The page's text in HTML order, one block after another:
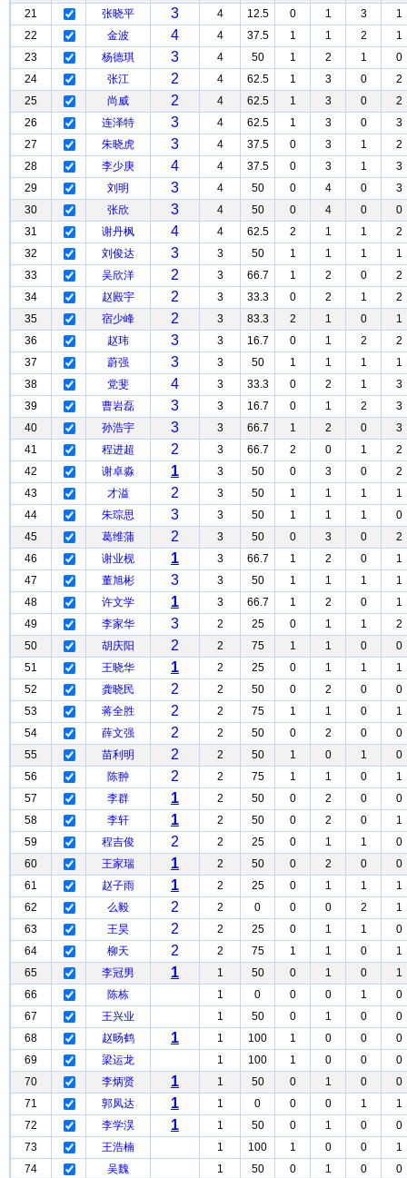
21
张晓平 3 4 12.5 0 1 3
1
22
金波 4 4 37.5 1 1 2
1
23
杨德琪 3 4 50 1 2 1
0
24
张江 2 4 62.5 1 3 0
2
25
尚威 2 4 62.5 1 3 0
2
26
连泽特 3 4 62.5 1 3 0
3
27
朱晓虎 3 4 37.5 0 3 1
2
28
李少庚 4 4 37.5 0 3 1
3
29
刘明 3 4 50 0 4 0
3
30
张欣 3 4 50 0 4 0
0
31
谢丹枫 4 4 62.5 2 1 1
2
32
刘俊达 3 3 50 1 1 1
1
33
吴欣洋 2 3 66.7 1 2 0
2
34
赵殿宇 2 3 33.3 0 2 1
2
35
宿少峰 2 3 83.3 2 1 0
1
36
赵玮 3 3 16.7 0 1 2
2
37
蔚强 3 3 50 1 1 1
1
38
党斐 4 3 33.3 0 2 1
3
39
曹岩磊 3 3 16.7 0 1 2
3
40
孙浩宇 3 3 66.7 1 2 0
3
41
程进超 2 3 66.7 2 0 1
2
42
谢卓淼 1 3 50 0 3 0
2
43
才溢 2 3 50 1 1 1
1
44
朱琮思 3 3 50 1 1 1
0
45
葛维蒲 2 3 50 0 3 0
2
46
谢业枧 1 3 66.7 1 2 0
1
47
董旭彬 3 3 50 1 1 1
1
48
许文学 1 3 66.7 1 2 0
1
49
李家华 3 2 25 0 1 1
2
50
胡庆阳 2 2 75 1 1 0
0
51
王晓华 1 2 25 0 1 1
1
52
龚晓民 2 2 50 0 2 0
0
53
蒋全胜 2 2 75 1 1 0
1
54
薛文强 2 2 50 0 2 0
0
55
苗利明 2 2 50 1 0 1
0
56
陈翀 2 2 75 1 1 0
1
57
李群 1 2 50 0 2 0
0
58
李轩 1 2 50 0 2 0
1
59
程吉俊 2 2 25 0 1 1
0
60
王家瑞 1 2 50 0 2 0
0
61
赵子雨 1 2 25 0 1 1
1
62
么毅 2 2 0 0 0 2
1
63
王昊 2 2 25 0 1 1
0
64
柳天 2 2 75 1 1 0
1
65
李冠男 1 1 50 0 1 0
1
66
陈栋 1 0 0 0 1
0
67
王兴业 1 50 0 1 0
0
68
赵旸鹤 1 1 100 1 0 0
0
69
梁运龙 1 100 1 0 0
0
70
李炳贤 1 1 50 0 1 0
0
71
郭凤达 1 1 0 0 0 1
1
72
李学淏 1 1 50 0 1 0
0
73
王浩楠 1 100 1 0 0
1
74
吴魏 1 50 0 1 0
0